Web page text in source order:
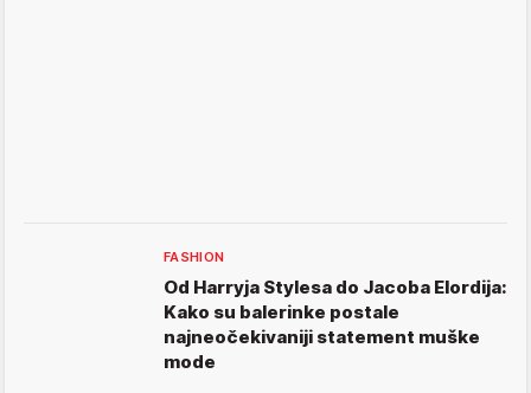
FASHION
Od Harryja Stylesa do Jacoba Elordija:
Kako su balerinke postale
najneočekivaniji statement muške
mode